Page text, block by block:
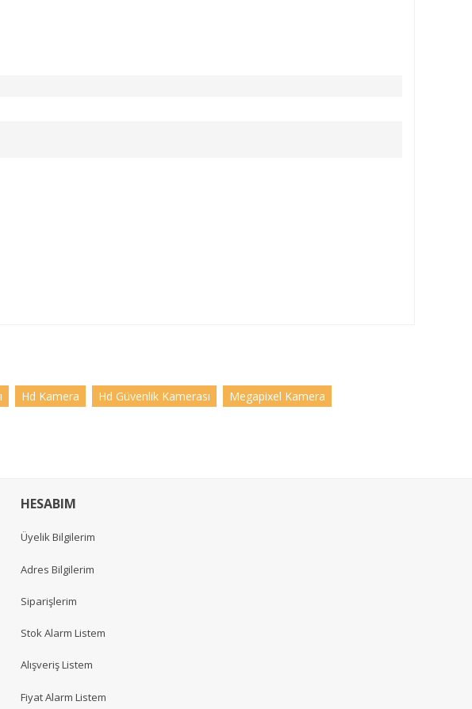
Hd Kamera Hd Güvenlik Kamerası Megapixel Kamera
HESABIM
Üyelik Bilgilerim
Adres Bilgilerim
Siparişlerim
Stok Alarm Listem
Alışveriş Listem
Fiyat Alarm Listem